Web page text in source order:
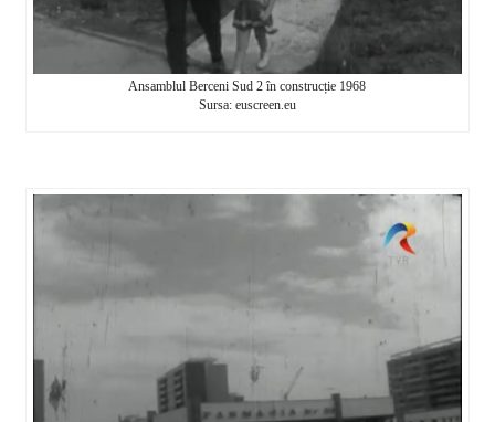
Ansamblul Berceni Sud 2 în construcție 1968
Sursa: euscreen.eu